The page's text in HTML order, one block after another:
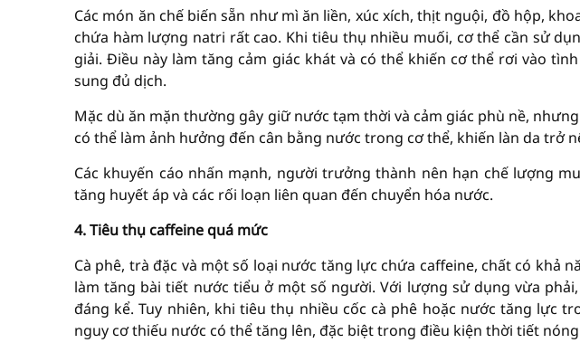
Các món ăn chế biến sẵn như mì ăn liền, xúc xích, thịt nguội, đồ hộp,
chứa hàm lượng natri rất cao. Khi tiêu thụ nhiều muối, cơ thể cần sử
giải. Điều này làm tăng cảm giác khát và có thể khiến cơ thể rơi vào
sung đủ dịch.
Mặc dù ăn mặn thường gây giữ nước tạm thời và cảm giác phù nề,
có thể làm ảnh hưởng đến cân bằng nước trong cơ thể, khiến làn da trở
Các khuyến cáo nhấn mạnh, người trưởng thành nên hạn chế lượng
tăng huyết áp và các rối loạn liên quan đến chuyển hóa nước.
4. Tiêu thụ caffeine quá mức
Cà phê, trà đặc và một số loại nước tăng lực chứa caffeine, chất có khả
làm tăng bài tiết nước tiểu ở một số người. Với lượng sử dụng vừa
đáng kể. Tuy nhiên, khi tiêu thụ nhiều cốc cà phê hoặc nước tăng lực
nguy cơ thiếu nước có thể tăng lên, đặc biệt trong điều kiện thời tiết